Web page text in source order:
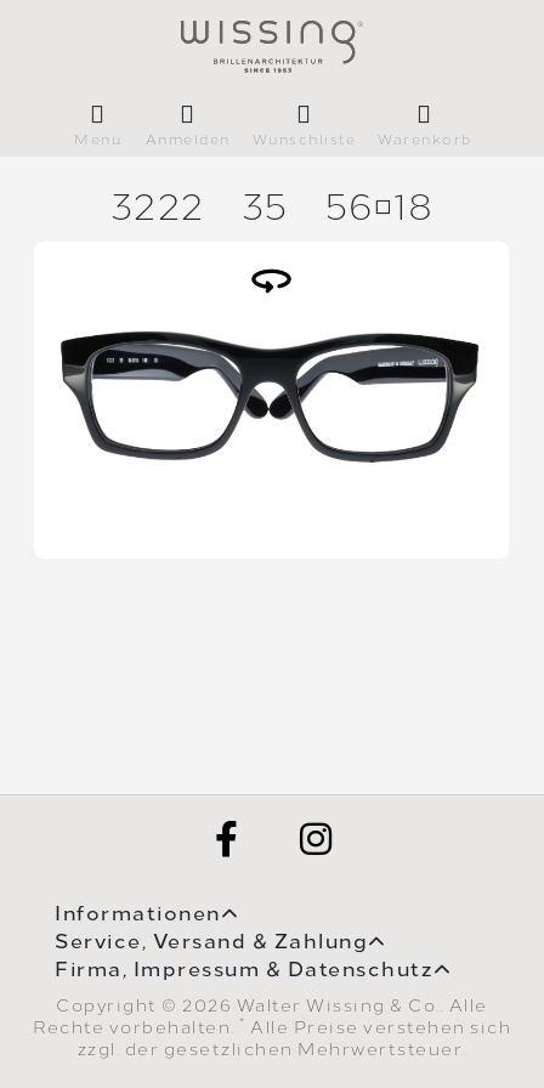
Menü Anmelden Wunschliste Warenkorb
3222 35 5618
Informationen
Service, Versand & Zahlung
Firma, Impressum & Datenschutz
Copyright © 2026 Walter Wissing & Co.. Alle
Rechte vorbehalten.
* Alle Preise verstehen sich
zzgl. der gesetzlichen Mehrwertsteuer.